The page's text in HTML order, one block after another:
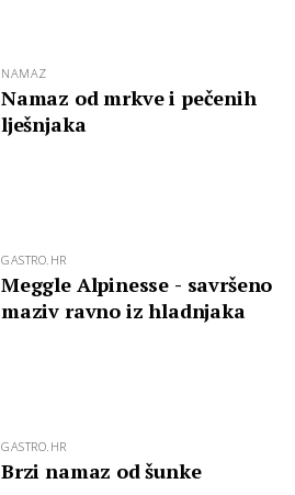
NAMAZ
Namaz od mrkve i pečenih
lješnjaka
GASTRO.HR
Meggle Alpinesse - savršeno
maziv ravno iz hladnjaka
GASTRO.HR
Brzi namaz od šunke